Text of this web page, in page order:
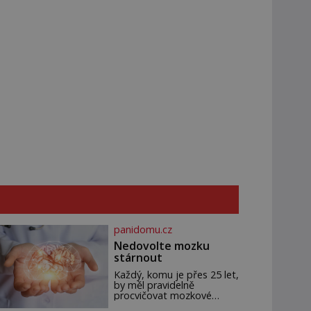
panidomu.cz
Nedovolte mozku
stárnout
Každý, komu je přes 25 let,
by měl pravidelně
procvičovat mozkové